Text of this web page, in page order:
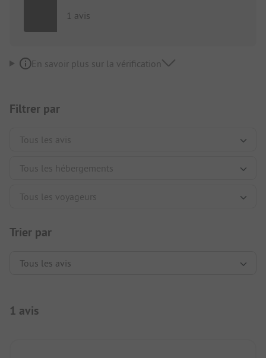
1 avis
En savoir plus sur la vérification
Filtrer par
Trier par
1 avis